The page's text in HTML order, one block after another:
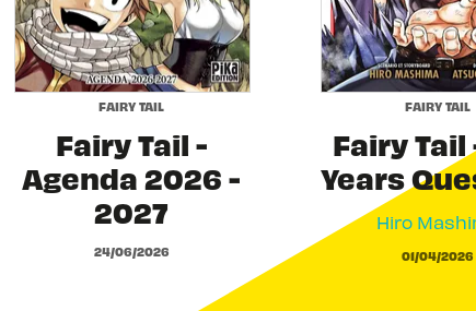
FAIRY TAIL
Fairy Tail -
Agenda 2026 -
2027
24/06/2026
FAIRY TAIL
Fairy Tail
Years
Hiro
01/04/2026